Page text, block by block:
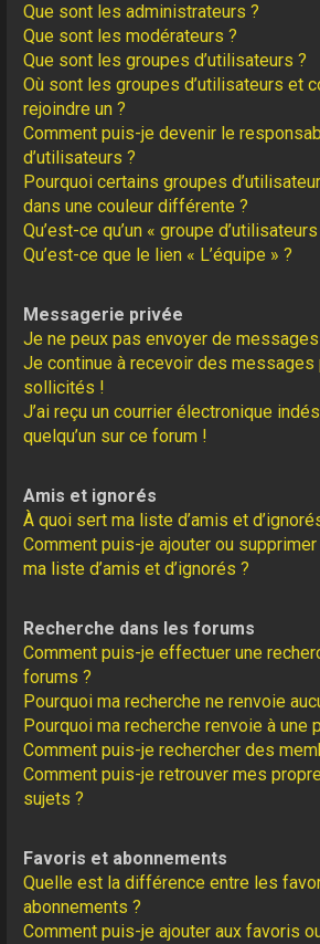
Que sont les administrateurs ?
Que sont les modérateurs ?
Que sont les groupes d’utilisateurs ?
Où sont les groupes d’utilisateurs et
rejoindre un ?
Comment puis-je devenir le
d’utilisateurs ?
Pourquoi certains groupes
dans une couleur différente ?
Qu’est-ce qu’un « groupe
Qu’est-ce que le lien « L’équipe » ?
Messagerie privée
Je ne peux pas envoyer de
Je continue à recevoir des messages
sollicités !
J’ai reçu un courrier électronique
quelqu’un sur ce forum !
Amis et ignorés
À quoi sert ma liste d’amis et
Comment puis-je ajouter ou
ma liste d’amis et d’ignorés ?
Recherche dans les forums
Comment puis-je effectuer une
forums ?
Pourquoi ma recherche ne renvoie
Pourquoi ma recherche renvoie à une
Comment puis-je rechercher des
Comment puis-je retrouver mes
sujets ?
Favoris et abonnements
Quelle est la différence entre les
abonnements ?
Comment puis-je ajouter aux favoris